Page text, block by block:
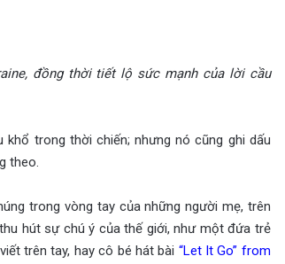
đồng thời tiết lộ sức mạnh của lời cầu
trong thời chiến; nhưng nó cũng ghi dấu
theo.
trong vòng tay của những người mẹ, trên
hút sự chú ý của thế giới, như một đứa trẻ
trên tay, hay cô bé hát bài “Let It Go” from